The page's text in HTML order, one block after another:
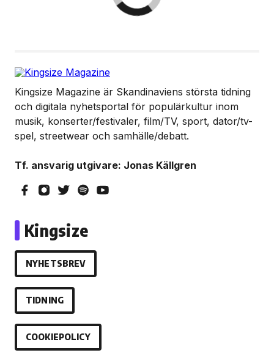
Kingsize Magazine är Skandinaviens största tidning
och digitala nyhetsportal för populärkultur inom
musik, konserter/festivaler, film/TV, sport, dator/tv-
spel, streetwear och samhälle/debatt.
Tf. ansvarig utgivare: Jonas Källgren
Kingsize
NYHETSBREV
TIDNING
COOKIEPOLICY